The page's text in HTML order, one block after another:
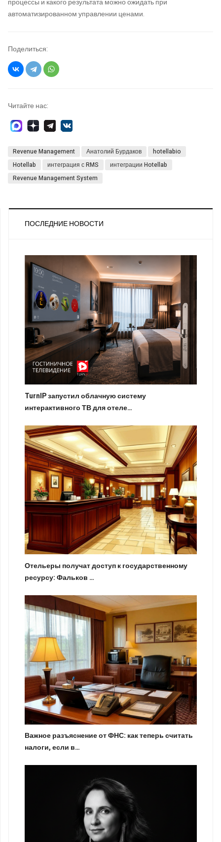
процессы и какого результата можно ожидать при
автоматизированном управлении ценами.
Поделиться:
Читайте нас:
Revenue Management Анатолий Бурдаков
hotellabio
Hotellab
интеграция с RMS
интеграции Hotellab
Revenue Management System
ПОСЛЕДНИЕ НОВОСТИ
TurnIP запустил облачную систему
интерактивного ТВ для отеле…
Отельеры получат доступ к государственному
ресурсу: Фальков …
Важное разъяснение от ФНС: как теперь считать
налоги, если в…